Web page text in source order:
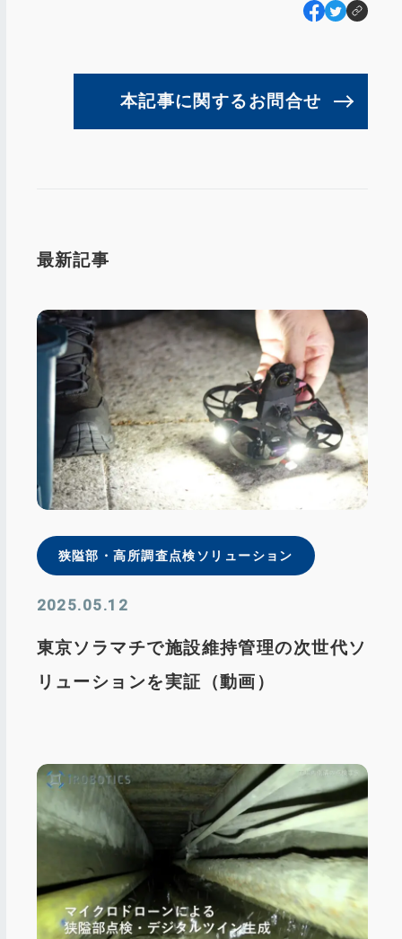
本記事に関するお問合せ
最新記事
狭隘部・⾼所調査点検ソリューション
2025.05.12
東京ソラマチで施設維持管理の次世代ソ
リューションを実証（動画）